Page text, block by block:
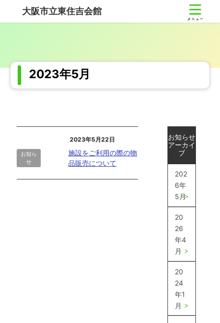
テ
ス
ゲ
ン
大阪市立東住吉会館
2023年5月
お知ら
せ
2023年5月22日
施設をご利用の際の物
品販売について
お知らせ
アーカイ
ブ
202
6年
5月
20
26
年4
月
20
24
年1
月